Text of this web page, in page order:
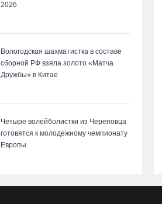
2026
Вологодская шахматистка в составе
сборной РФ взяла золото «Матча
Дружбы» в Китае
Четыре волейболистки из Череповца
готовятся к молодежному чемпионату
Европы